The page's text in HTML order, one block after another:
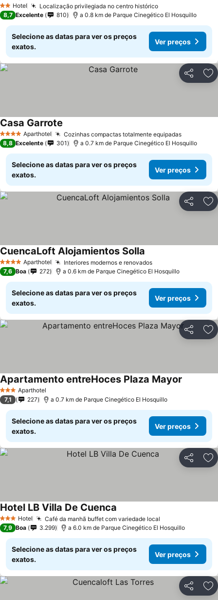
2 Estrelas
Hotel Localização privilegiada no centro históricoVer preços
8,7 Excelente 810 a 0.8 km de Parque Cinegético El Hosquillo
Selecione as datas para ver os preços
exatos.
Ver preços
Partilhar
4 EstrelasAparthotel Cozinhas compactas totalmente equipadasVer
Casa Garrote
8,8 Excelente 301 a 0.7 km de Parque Cinegético El Hosquillo
Selecione as datas para ver os preços
exatos.
Ver preços
Partilhar
4 EstrelasAparthotel Interiores modernos e renovadosVer preços
CuencaLoft Alojamientos Solla
7,6 Boa 272 a 0.6 km de Parque Cinegético El Hosquillo
Selecione as datas para ver os preços
exatos.
Ver preços
Partilhar
3 EstrelasAparthotel
Apartamento entreHoces Plaza Mayor
7,1 227 a 0.7 km de Parque Cinegético El Hosquillo
Selecione as datas para ver os preços
exatos.
Ver preços
Partilhar
3 EstrelasHotel Café da manhã buffet com variedade local
Hotel LB Villa De Cuenca
7,9 Boa 3.299 a 6.0 km de Parque Cinegético El Hosquillo
Selecione as datas para ver os preços
exatos.
Ver preços
Partilhar